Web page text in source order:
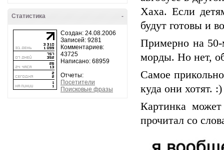
-
Статистика
Создан: 24.08.2006
Записей: 9281
Комментариев:
43725
Написано: 68959
Отчеты:
Посетители
Поисковые фразы
Хаха. Если
будут готовы и
Примерно на
морды. Но нет,
Самое
куда они хотят. :)
Картинка
прочитал со